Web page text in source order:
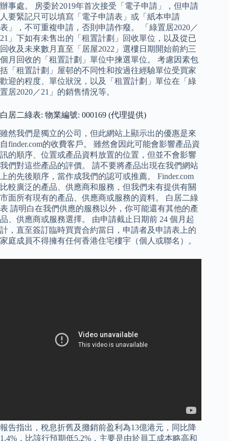
辦事處。 房委於2019年首次接受「電子申請」，但申請
人要緊記只可以填寫「電子申請表」或「紙本申請
表」，不可重複申請，否則申請作癈。 「綠置居2020／
21」下如有未售出的「租置計劃」回收單位，以及從已
回收及未來數月直至「居屋2022」選樓日期開始前約三
個月回收的「租置計劃」單位中揀選單位。 考慮因素包
括「租置計劃」屋邨的不同性和按過往經驗單位受買家
歡迎的程度、單位狀況，以及「租置計劃」單位在「綠
置居2020／21」的銷售情況等。
白居二綠表: 物業編號: 000169 (代理提供)
雖然我們是獨立的公司，但此網站上顯示出的優惠是來
自finder.com的收費客戶。 雖然會因此可能會影響產品資
訊的順序、位置或產品資料放置的位置，但並不會影響
我們對這些產品的評價。 請不要將產品出現在我們網站
上的先後順序，當作成我們的認可或推薦。 Finder.com
比較廣泛的產品、供應商和服務，但我們未有提供有關
市面所有現有的產品、供應商或服務的資料。 白居二綠
表 請明白在我們供應的服務以外，你可能還有其他的產
品、供應商或服務選擇。 由申請截止日期前 24 個月起
計，直至簽訂臨時買賣合約當日，申請者及申請表上的
家庭成員不得擁有任何香港住宅樓宇（個人或聯名）。
報告指出，稅息折舊及攤銷前盈利為13億港元，同比降
1.4%，比該行預期低5.2%，主要是由於員工成本略高和